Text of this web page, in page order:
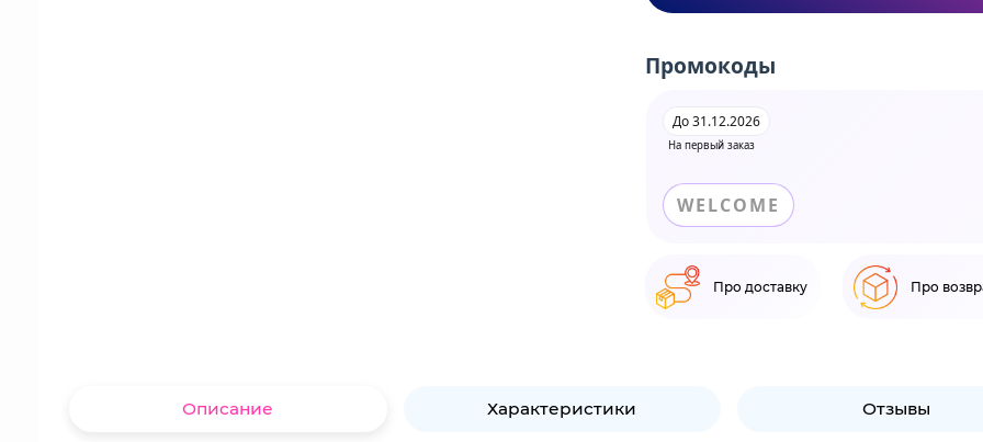
Промокоды
На первый заказ
До 31.12.2026
WELCOME
Про доставку Про
Описание Характеристики Отзывы